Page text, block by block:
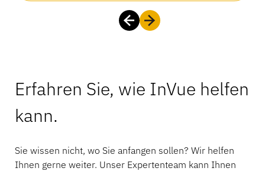
Erfahren Sie, wie InVue helfen
kann.
Sie wissen nicht, wo Sie anfangen sollen? Wir helfen
Ihnen gerne weiter. Unser Expertenteam kann Ihnen